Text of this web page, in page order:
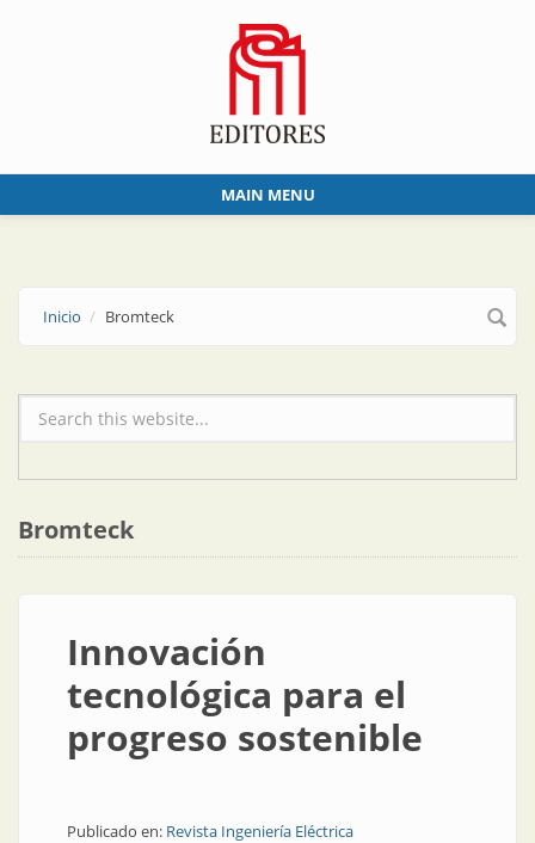
MAIN MENU
Inicio Bromteck
Formulario de búsqueda
Bromteck
Innovación
tecnológica para el
progreso sostenible
Publicado en: Revista Ingeniería Eléctrica